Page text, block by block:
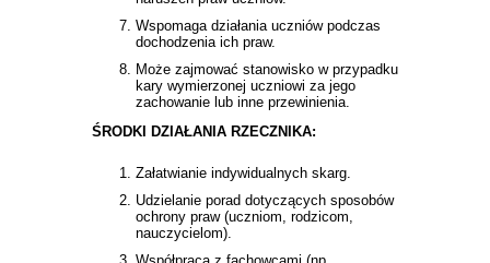
Wspomaga działania uczniów podczas
dochodzenia ich praw.
Może zajmować stanowisko w przypadku
kary wymierzonej uczniowi za jego
zachowanie lub inne przewinienia.
ŚRODKI DZIAŁANIA RZECZNIKA:
Załatwianie indywidualnych skarg.
Udzielanie porad dotyczących sposobów
ochrony praw (uczniom, rodzicom,
nauczycielom).